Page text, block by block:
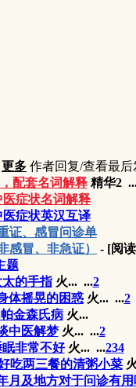
更多 作者回复/查看最后
配套名词解释 精华2
医症状名词解释
医症状英汉互译
证、感冒问诊单
感冒、非急证）
- [阅
题
的手指 火... ...2
体摇晃的困惑 火... ...2
金森氏病 火...
中医解梦 火... ...2
非常不好 火... ...234
吃两三餐的清粥小菜
月及地方对于问诊有用